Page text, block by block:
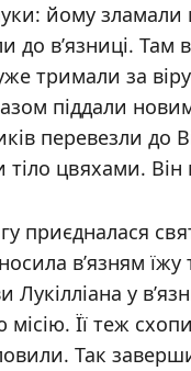
йому
до в’язниці. Там
тримали за
піддали
перевезли до
цвяхами. Він
приєдналася
в’язням
Лукілліана у
Її теж
Так